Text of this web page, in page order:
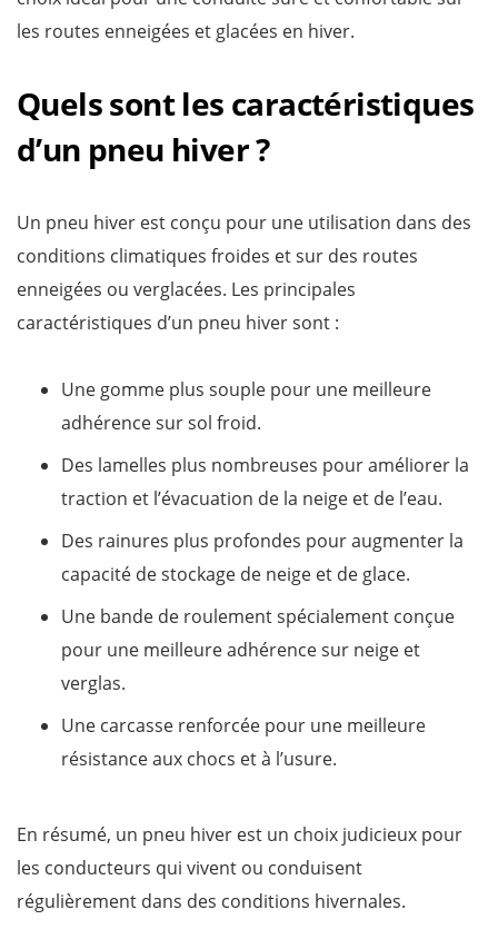
les routes enneigées et glacées en hiver.
Quels sont les caractéristiques
d’un pneu hiver ?
Un pneu hiver est conçu pour une utilisation dans des
conditions climatiques froides et sur des routes
enneigées ou verglacées. Les principales
caractéristiques d’un pneu hiver sont :
Une gomme plus souple pour une meilleure
adhérence sur sol froid.
Des lamelles plus nombreuses pour améliorer la
traction et l’évacuation de la neige et de l’eau.
Des rainures plus profondes pour augmenter la
capacité de stockage de neige et de glace.
Une bande de roulement spécialement conçue
pour une meilleure adhérence sur neige et
verglas.
Une carcasse renforcée pour une meilleure
résistance aux chocs et à l’usure.
En résumé, un pneu hiver est un choix judicieux pour
les conducteurs qui vivent ou conduisent
régulièrement dans des conditions hivernales.